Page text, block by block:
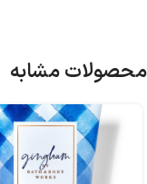
محصولات مشابه